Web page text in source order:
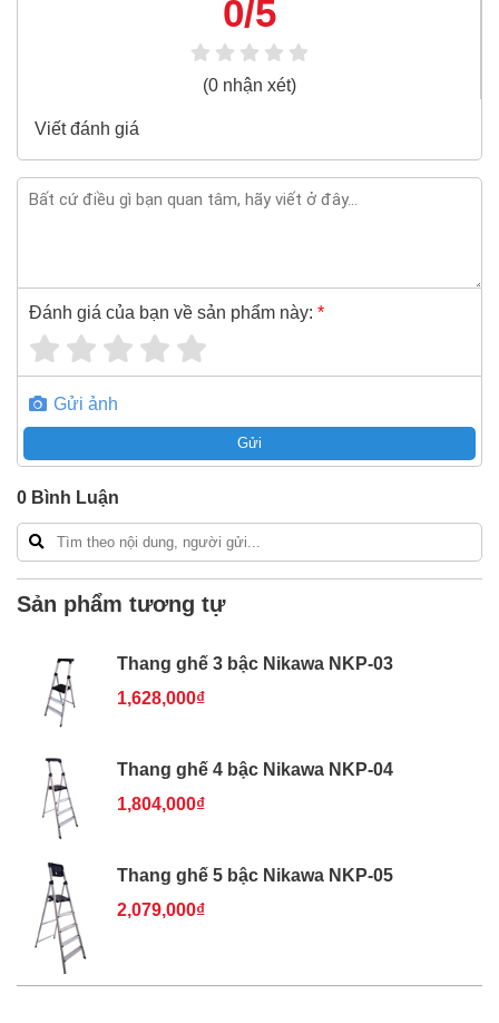
hoặc zalo -0868.603.068
0/5
(0 nhận xét)
Viết đánh giá
Đánh giá của bạn về sản phẩm này: *
Gửi ảnh
Gửi
0 Bình Luận
Sản phẩm tương tự
Thang ghế 3 bậc Nikawa NKP-03
1,628,000₫
Thang ghế 4 bậc Nikawa NKP-04
1,804,000₫
Thang ghế 5 bậc Nikawa NKP-05
2,079,000₫